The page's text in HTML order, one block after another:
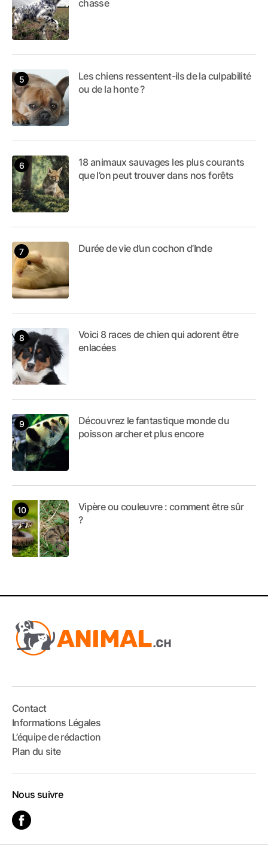
chasse
Les chiens ressentent-ils de la culpabilité
ou de la honte ?
18 animaux sauvages les plus courants
que l’on peut trouver dans nos forêts
Durée de vie d’un cochon d’Inde
Voici 8 races de chien qui adorent être
enlacées
Découvrez le fantastique monde du
poisson archer et plus encore
Vipère ou couleuvre : comment être sûr
?
Contact
Informations Légales
L’équipe de rédaction
Plan du site
Nous suivre